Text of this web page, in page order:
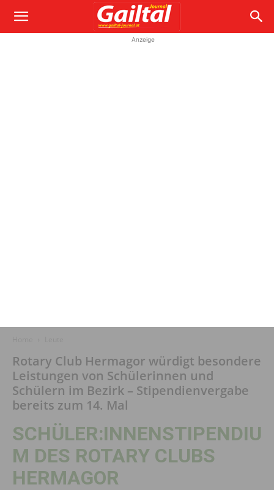
Anzeige
Rotary Club Hermagor würdigt besondere
Leistungen von Schülerinnen und
Schülern im Bezirk – Stipendienvergabe
bereits zum 14. Mal
SCHÜLER:INNENSTIPENDIU
M DES ROTARY CLUBS
HERMAGOR